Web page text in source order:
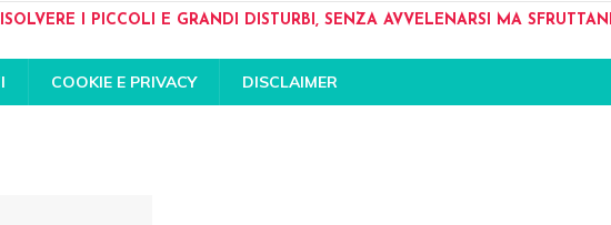
I PICCOLI E GRANDI DISTURBI, SENZA AVVELENARSI MA
COOKIE E PRIVACY DISCLAIMER